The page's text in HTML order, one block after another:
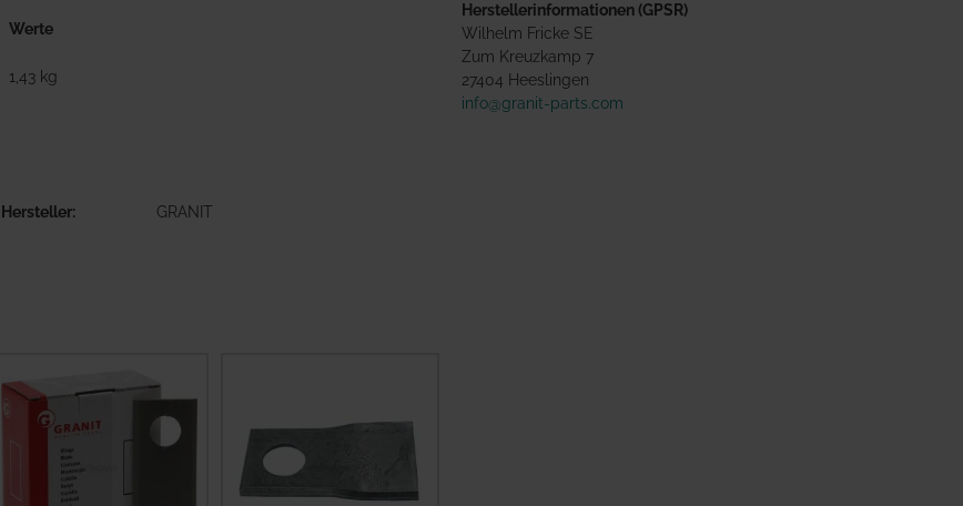
Werte
1,43 kg
Hersteller GRANIT
Herstellerinformationen (GPSR)
Wilhelm Fricke SE
Zum Kreuzkamp 7
27404 Heeslingen
info@granit-parts.com